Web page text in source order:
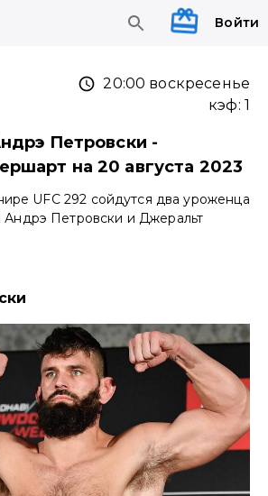
Войти
20:00 воскресенье
кэф: 1
Петровски -
на 20 августа 2023
UFC 292 сойдутся два уроженца
Петровски и Джеральт